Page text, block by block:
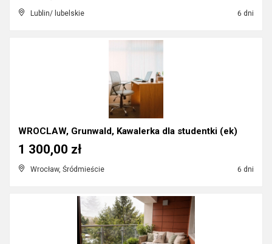
Lublin/ lubelskie 6 dni
WROCLAW, Grunwald, Kawalerka dla studentki (ek)
Wrocław, Śródmieście 6 dni
1 300,00 zł